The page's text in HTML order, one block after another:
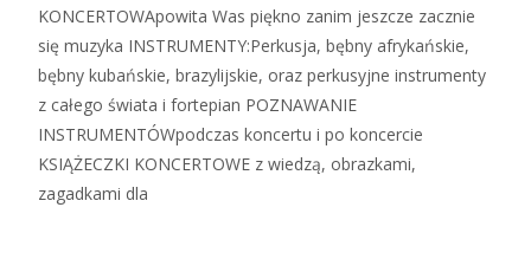
KONCERTOWApowita Was piękno zanim jeszcze zacznie
się muzyka INSTRUMENTY:Perkusja, bębny afrykańskie,
bębny kubańskie, brazylijskie, oraz perkusyjne instrumenty
z całego świata i fortepian POZNAWANIE
INSTRUMENTÓWpodczas koncertu i po koncercie
KSIĄŻECZKI KONCERTOWE z wiedzą, obrazkami,
zagadkami dla